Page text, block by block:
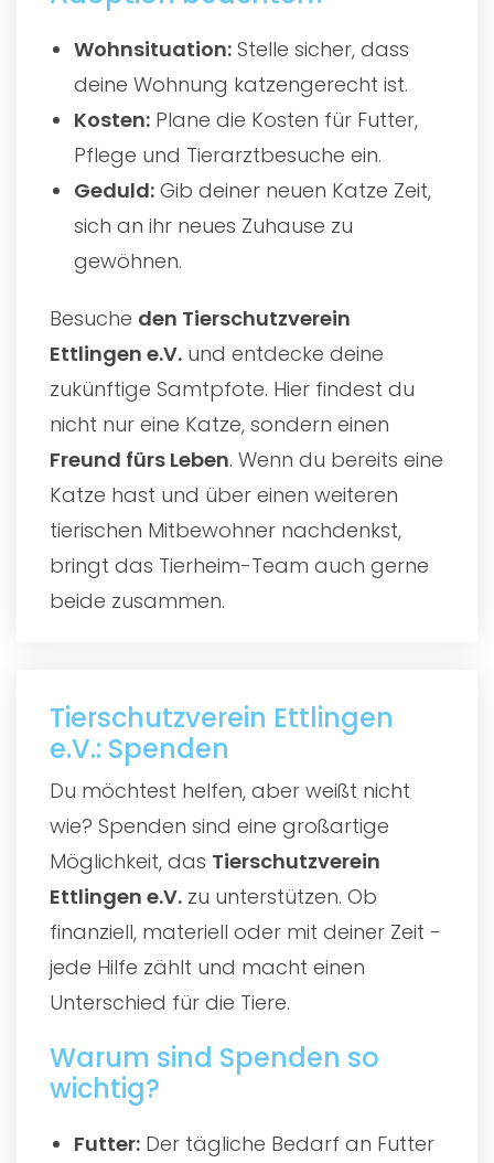
Wohnsituation: Stelle sicher, dass
deine Wohnung katzengerecht ist.
Kosten: Plane die Kosten für Futter,
Pflege und Tierarztbesuche ein.
Geduld: Gib deiner neuen Katze Zeit,
sich an ihr neues Zuhause zu
gewöhnen.
Besuche den Tierschutzverein
Ettlingen e.V. und entdecke deine
zukünftige Samtpfote. Hier findest du
nicht nur eine Katze, sondern einen
Freund fürs Leben. Wenn du bereits eine
Katze hast und über einen weiteren
tierischen Mitbewohner nachdenkst,
bringt das Tierheim-Team auch gerne
beide zusammen.
Tierschutzverein Ettlingen
e.V.: Spenden
Du möchtest helfen, aber weißt nicht
wie? Spenden sind eine großartige
Möglichkeit, das Tierschutzverein
Ettlingen e.V. zu unterstützen. Ob
finanziell, materiell oder mit deiner Zeit -
jede Hilfe zählt und macht einen
Unterschied für die Tiere.
Warum sind Spenden so
wichtig?
Futter: Der tägliche Bedarf an Futter